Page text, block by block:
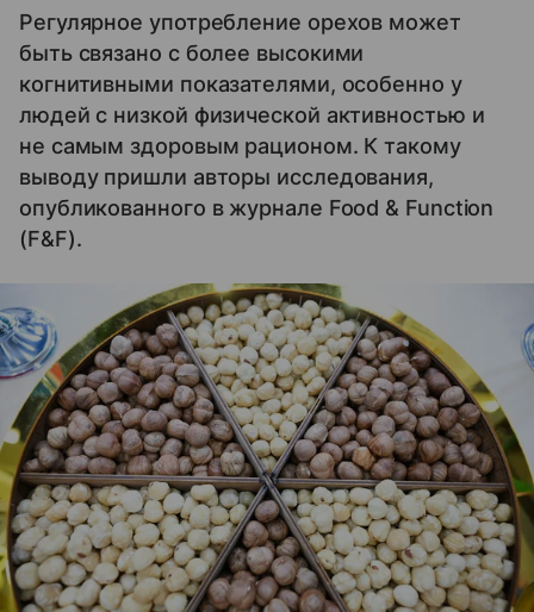
Регулярное употребление орехов может
быть связано с более высокими
когнитивными показателями, особенно у
людей с низкой физической активностью и
не самым здоровым рационом. К такому
выводу пришли авторы исследования,
опубликованного в журнале Food & Function
(F&F).